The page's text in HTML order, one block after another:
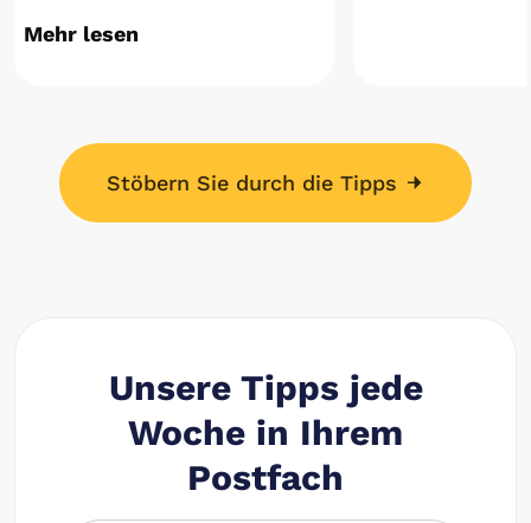
Mehr lesen
Stöbern Sie durch die Tipps
Unsere Tipps jede
Woche in Ihrem
Postfach